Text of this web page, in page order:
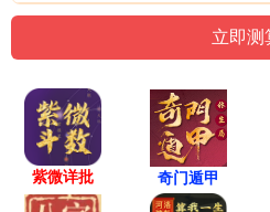
紫微详批 奇门遁甲